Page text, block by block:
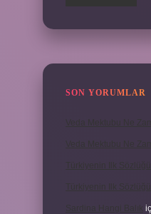
SON YORUMLAR
Türkiyenin Ilk Sözlüğü
Türkiyenin Ilk Sözlüğü